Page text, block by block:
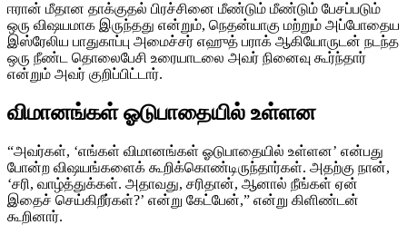
ஈரான் மீதான தாக்குதல் பிரச்சினை மீண்டும் மீண்டும் பேசப்படும்
ஒரு விஷயமாக இருந்தது என்றும், நெதன்யாகு மற்றும் அப்போதைய
இஸ்ரேலிய பாதுகாப்பு அமைச்சர் எஹுத் பராக் ஆகியோருடன் நடந்த
ஒரு நீண்ட தொலைபேசி உரையாடலை அவர் நினைவு கூர்ந்தார்
என்றும் அவர் குறிப்பிட்டார்.
விமானங்கள் ஓடுபாதையில் உள்ளன
“அவர்கள், ‘எங்கள் விமானங்கள் ஓடுபாதையில் உள்ளன’ என்பது
போன்ற விஷயங்களைக் கூறிக்கொண்டிருந்தார்கள். அதற்கு நான்,
‘சரி, வாழ்த்துக்கள். அதாவது, சரிதான், ஆனால் நீங்கள் ஏன்
இதைச் செய்கிறீர்கள்?’ என்று கேட்பேன்,” என்று கிளிண்டன்
கூறினார்.